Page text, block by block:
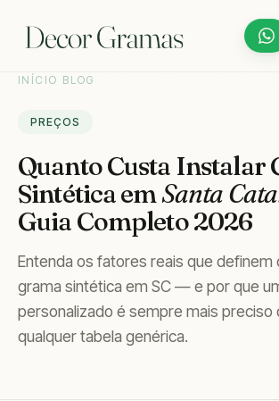
INÍCIO BLOG
PREÇOS
Quanto Custa Instalar
Sintética emSanta
Guia Completo 2026
Entenda os fatores reais que definem
grama sintética em SC — e por que
personalizado é sempre mais preciso
qualquer tabela genérica.